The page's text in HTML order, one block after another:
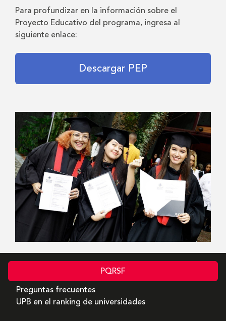
Para profundizar en la información sobre el
Proyecto Educativo del programa, ingresa al
siguiente enlace:
Descargar PEP
PQRSF
Preguntas frecuentes
UPB en el ranking de universidades